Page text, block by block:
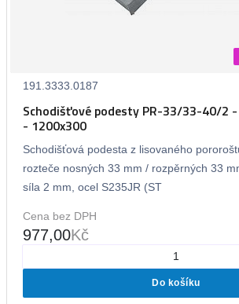
191.3333.0187
Schodišťové podesty PR-33/33-40/2
- 1200x300
Schodišťová podesta z lisovaného
rozteče nosných 33 mm / rozpěrných 33
síla 2 mm, ocel S235JR (ST
Cena bez DPH
977,00Kč
Do košíku